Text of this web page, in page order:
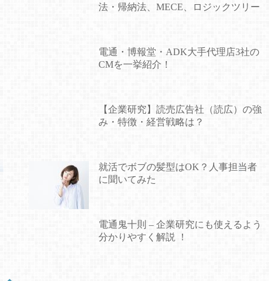
法・帰納法、MECE、ロジックツリー
電通・博報堂・ADK大手代理店3社の
CMを一挙紹介！
【企業研究】読売広告社（読広）の強
み・特徴・経営戦略は？
就活でボブの髪型はOK？人事担当者
に聞いてみた
電通鬼十則 – 企業研究にも使えるよう
分かりやすく解説 ！